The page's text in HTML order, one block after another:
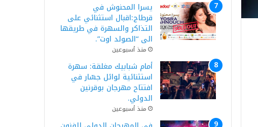
يسرا المحنوش في
قرطاج:اقبال استثنائي على
التذاكر والسهرة في طريقها
الى “الصولد اوت”.
منذ أسبوعين
أمام شبابيك مغلقة: سهرة
استثنائية لوائل جسّار في
افتتاح مهرجان بوقرنين
الدولي.
منذ أسبوعين